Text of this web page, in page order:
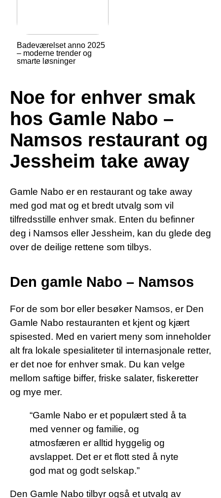
Badeværelset anno 2025
– moderne trender og
smarte løsninger
Noe for enhver smak
hos Gamle Nabo –
Namsos restaurant og
Jessheim take away
Gamle Nabo er en restaurant og take away
med god mat og et bredt utvalg som vil
tilfredsstille enhver smak. Enten du befinner
deg i Namsos eller Jessheim, kan du glede deg
over de deilige rettene som tilbys.
Den gamle Nabo – Namsos
For de som bor eller besøker Namsos, er Den
Gamle Nabo restauranten et kjent og kjært
spisested. Med en variert meny som inneholder
alt fra lokale spesialiteter til internasjonale retter,
er det noe for enhver smak. Du kan velge
mellom saftige biffer, friske salater, fiskeretter
og mye mer.
“Gamle Nabo er et populært sted å ta
med venner og familie, og
atmosfæren er alltid hyggelig og
avslappet. Det er et flott sted å nyte
god mat og godt selskap.”
Den Gamle Nabo tilbyr også et utvalg av